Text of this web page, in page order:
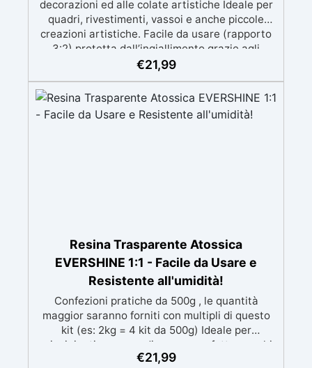
decorazioni ed alle colate artistiche Ideale per
quadri, rivestimenti, vassoi e anche piccole
creazioni artistiche. Facile da usare (rapporto
3:2) protetta dall’ingiallimento grazie agli
speciali filtri UV Formula densa : non cola via,
in 12-24h garantendo una superficie lucida e
brillante
€21,99
Resina Trasparente Atossica
EVERSHINE 1:1 - Facile da Usare e
Resistente all'umidità!
Confezioni pratiche da 500g , le quantità
maggior saranno forniti con multipli di questo
kit (es: 2kg = 4 kit da 500g) Ideale per
principianti: a prova di errore, perfetta per chi
inizia. Sempre lucida: garantisce una finitura
€21,99